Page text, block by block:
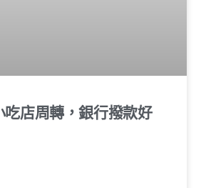
吃店周轉，銀行撥款好